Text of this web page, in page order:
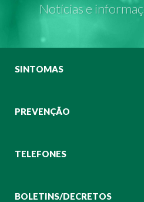
Notícias e
SINTOMAS
PREVENÇÃO
TELEFONES
BOLETINS/DECRETOS